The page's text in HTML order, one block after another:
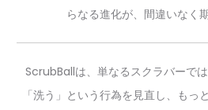
らなる進化が、間違いなく
ScrubBallは、単なるスクラバーで
「洗う」という行為を見直し、もっ